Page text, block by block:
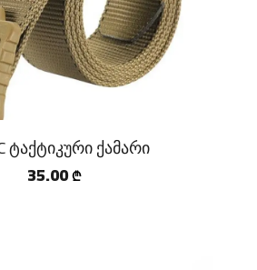
ტაქტიკური ქამარი
35.00 ₾